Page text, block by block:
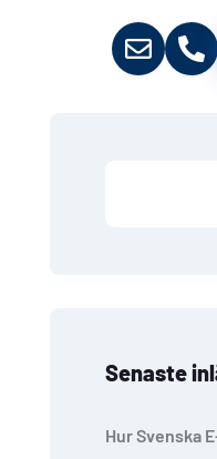
Senaste
Hur Svenska